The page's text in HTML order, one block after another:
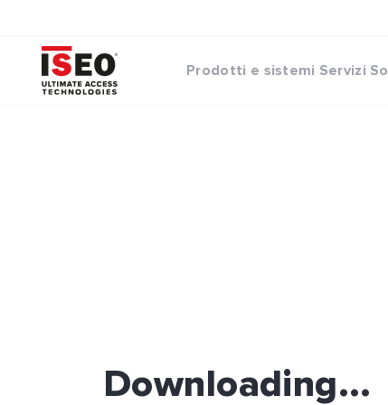
Prodotti e sistemi Servizi
Downloading...